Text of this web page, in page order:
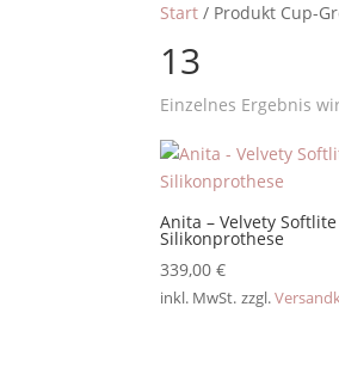
Start / Produkt Cup-
13
Einzelnes Ergebnis
Anita – Velvety Softlite
Silikonprothese
339,00€
inkl. MwSt. zzgl.